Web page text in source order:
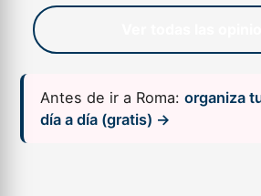
Antes de ir a Roma:organiza
día a día (gratis) →